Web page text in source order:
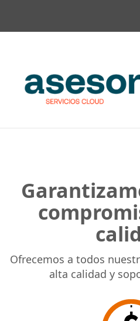
Ofrecemos a todos
alta calidad y